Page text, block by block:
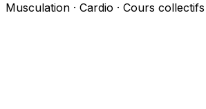
Musculation · Cardio · Cours